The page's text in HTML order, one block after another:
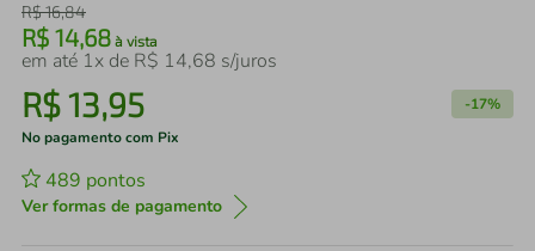
R$16,84
R$ 14,68 à vista
em até 1x de R$ 14,68 s/juros
R$13,95 -17%
No pagamento com Pix
489 pontos
Ver formas de pagamento